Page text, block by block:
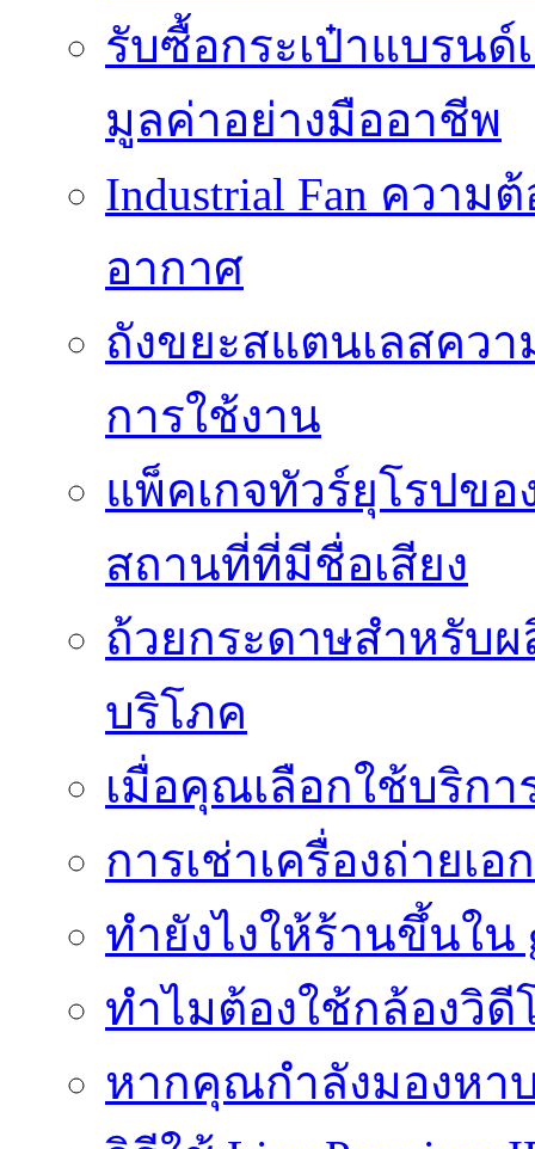
รับซื้อกระเป๋าแบรนด์
มูลค่าอย่างมืออาชีพ
Industrial Fan ควา
อากาศ
ถังขยะสแตนเลสคว
การใช้งาน
แพ็คเกจทัวร์ยุโรปขอ
สถานที่ที่มีชื่อเสียง
ถ้วยกระดาษสำหรับ
บริโภค
เมื่อคุณเลือกใช้บริกา
การเช่าเครื่องถ่ายเ
ทํายังไงให้ร้านขึ้นใน
ทำไมต้องใช้กล้องวิดี
หากคุณกำลังมองหา